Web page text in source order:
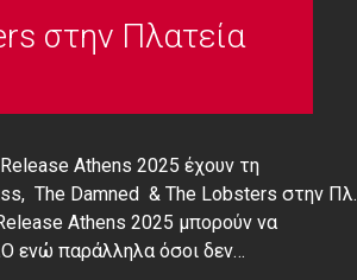
στην Πλατεία
Athens 2025 έχουν τη
The Damned & The Lobsters στην Πλ.
Athens 2025 μπορούν να
ενώ παράλληλα όσοι δεν…